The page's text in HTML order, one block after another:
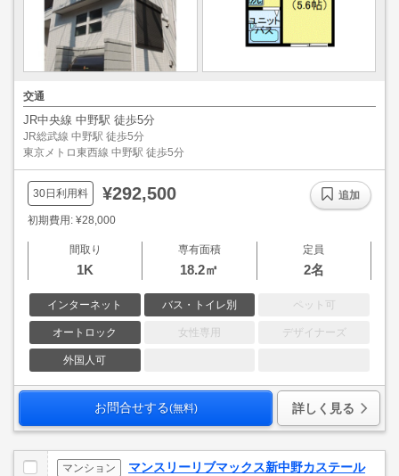
交通
JR中央線 中野駅 徒歩5分
JR総武線 中野駅 徒歩5分
東京メトロ東西線 中野駅 徒歩5分
30日利用料 ¥292,500
初期費用: ¥28,000
間取り
1K
専有面積
18.2㎡
定員
2名
インターネット バス・トイレ別 ペット可
オートロック 女性専用 デザイナーズ
外国人可
追加
お問合せする(無料) 詳しく見る
マンション
マンスリーリブマックス新中野カステール